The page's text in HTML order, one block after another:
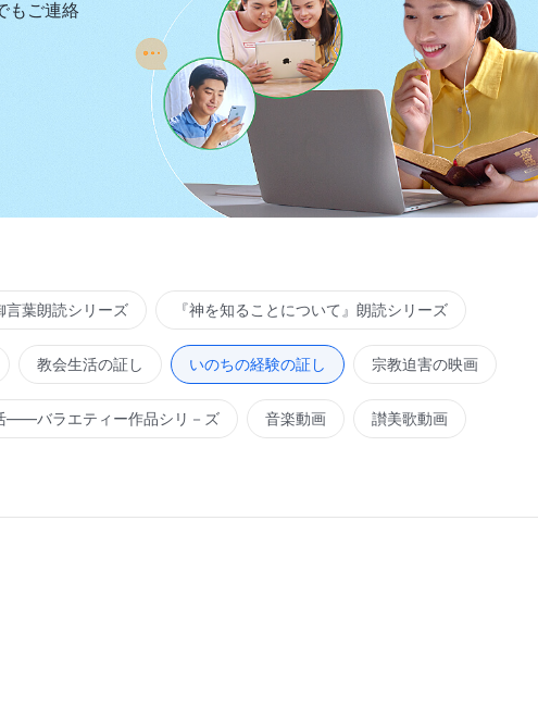
もご連絡
言葉朗読シリーズ 『神を知ることについて』朗読シリーズ
教会生活の証し いのちの経験の証し 宗教迫害の映画
――バラエティー作品シリ－ズ 音楽動画 讃美歌動画